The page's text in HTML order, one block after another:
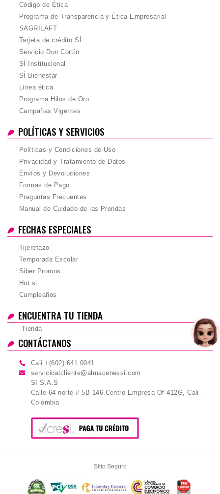
Código de Ética
Programa de Transparencia y Ética Empresarial
SAGRILAFT
Tarjeta de crédito SÍ
Servicio Don Cortín
SÍ Institucional
SÍ Bienestar
Línea ética
Programa Hilos de Oro
Campañas Vigentes
POLÍTICAS Y SERVICIOS
Políticas y Condiciones de Uso
Privacidad y Tratamiento de Datos
Envíos y Devoluciones
Formas de Pago
Preguntas Frecuentes
Manual de Cuidado de las Prendas
FECHAS ESPECIALES
Tijeretazo
Temporada Escolar
Siber Promos
Hot si
Cumpleaños
ENCUENTRA TU TIENDA
Tienda
CONTÁCTANOS
Cali +(602) 641 0041
servicioalcliente@almacenessi.com
Sí S.A.S
Calle 64 norte # 5B-146 Centro Empresa Of 412G, Cali -
Colombia
Sitio Seguro